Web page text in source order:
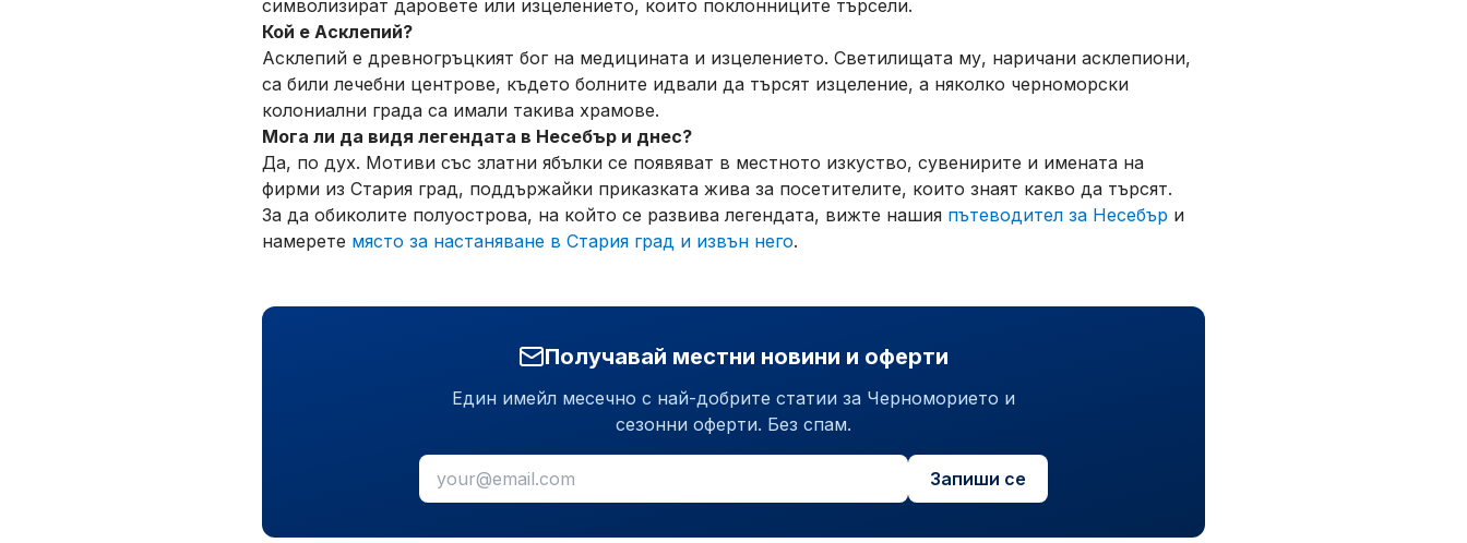
символизират даровете или изцелението, които поклонниците търсели.
Кой е Асклепий?
Асклепий е древногръцкият бог на медицината и изцелението. Светилищата му, наричани асклепиони,
са били лечебни центрове, където болните идвали да търсят изцеление, а няколко черноморски
колониални града са имали такива храмове.
Мога ли да видя легендата в Несебър и днес?
Да, по дух. Мотиви със златни ябълки се появяват в местното изкуство, сувенирите и имената на
фирми из Стария град, поддържайки приказката жива за посетителите, които знаят какво да търсят.
За да обиколите полуострова, на който се развива легендата, вижте нашия пътеводител за Несебър и
намерете място за настаняване в Стария град и извън него.
Получавай местни новини и оферти
Един имейл месечно с най-добрите статии за Черноморието и
сезонни оферти. Без спам.
Запиши се